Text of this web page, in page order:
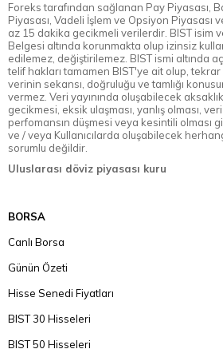
Foreks tarafından sağlanan Pay Piyasası,
Piyasası, Vadeli İşlem ve Opsiyon Piyasası
az 15 dakika gecikmeli verilerdir. BIST isim
Belgesi altında korunmakta olup izinsiz
edilemez, değiştirilemez. BIST ismi altında
telif hakları tamamen BIST'ye ait olup, tekrar
verinin sekansı, doğruluğu ve tamlığı
vermez. Veri yayınında oluşabilecek
gecikmesi, eksik ulaşması, yanlış olması,
perfomansın düşmesi veya kesintili olması
ve / veya Kullanıcılarda oluşabilecek
sorumlu değildir.
Uluslarası döviz piyasası kuru
BORSA
Canlı Borsa
Günün Özeti
Hisse Senedi Fiyatları
BIST 30 Hisseleri
BIST 50 Hisseleri